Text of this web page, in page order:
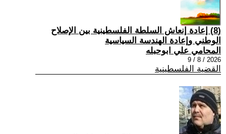
(8) إعادة إنعاش السلطة الفلسطينية بين الإصلاح
الوطني وإعادة الهندسة السياسية
المحامي علي ابوحبله
2026 / 8 / 9
القضية الفلسطينية